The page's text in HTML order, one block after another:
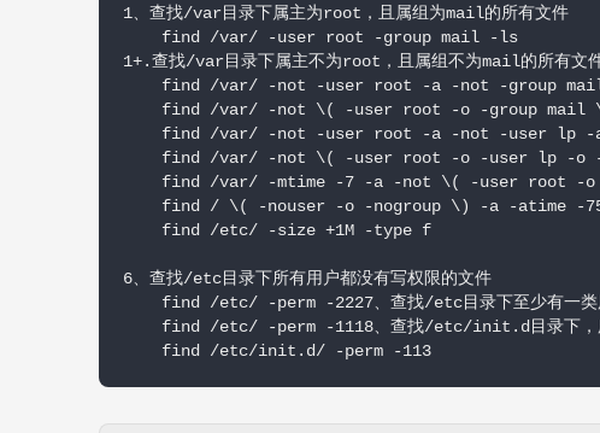
1、查找/var目录下属主为root，且属组为mail的所有文件
find /var/ -user root -group mail -ls
1+.查找/var目录下属主不为root，且属组不为mail的所有文
find /var/ -not -user root -a -not -group
find /var/ -not \( -user root -o -group mail \)2
find /var/ -not -user root -a -not -user lp -a
find /var/ -not \( -user root -o -user lp -o -user
find /var/ -mtime -7 -a -not \( -user root -o -
find / \( -nouser -o -nogroup \) -a -atime -75、
find /etc/ -size +1M -type f
6、查找/etc目录下所有用户都没有写权限的文件
find /etc/ -perm -2227、查找/etc目录下至少有一类用
find /etc/ -perm -1118、查找/etc/init.d目录下，所有
find /etc/init.d/ -perm -113